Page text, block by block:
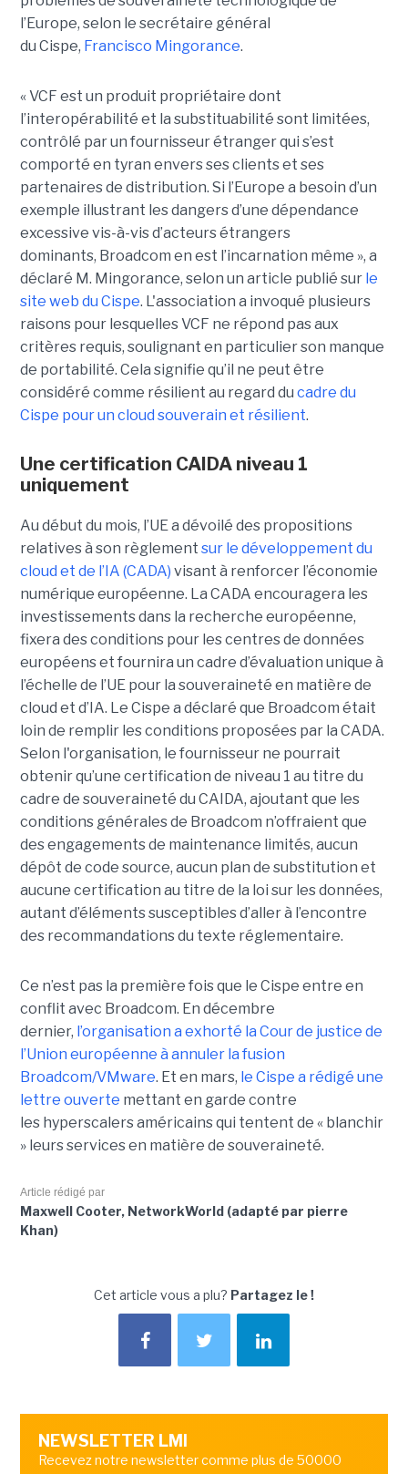
l’Europe, selon le secrétaire général
du Cispe, Francisco Mingorance.
« VCF est un produit propriétaire dont
l’interopérabilité et la substituabilité sont limitées,
contrôlé par un fournisseur étranger qui s’est
comporté en tyran envers ses clients et ses
partenaires de distribution. Si l’Europe a besoin d’un
exemple illustrant les dangers d’une dépendance
excessive vis-à-vis d’acteurs étrangers
dominants, Broadcom en est l’incarnation même », a
déclaré M. Mingorance, selon un article publié sur le
site web du Cispe. L'association a invoqué plusieurs
raisons pour lesquelles VCF ne répond pas aux
critères requis, soulignant en particulier son manque
de portabilité. Cela signifie qu’il ne peut être
considéré comme résilient au regard du cadre du
Cispe pour un cloud souverain et résilient.
Une certification CAIDA niveau 1
uniquement
Au début du mois, l’UE a dévoilé des propositions
relatives à son règlement sur le développement du
cloud et de l’IA (CADA) visant à renforcer l’économie
numérique européenne. La CADA encouragera les
investissements dans la recherche européenne,
fixera des conditions pour les centres de données
européens et fournira un cadre d’évaluation unique à
l’échelle de l’UE pour la souveraineté en matière de
cloud et d’IA. Le Cispe a déclaré que Broadcom était
loin de remplir les conditions proposées par la CADA.
Selon l'organisation, le fournisseur ne pourrait
obtenir qu’une certification de niveau 1 au titre du
cadre de souveraineté du CAIDA, ajoutant que les
conditions générales de Broadcom n’offraient que
des engagements de maintenance limités, aucun
dépôt de code source, aucun plan de substitution et
aucune certification au titre de la loi sur les données,
autant d’éléments susceptibles d’aller à l’encontre
des recommandations du texte réglementaire.
Ce n’est pas la première fois que le Cispe entre en
conflit avec Broadcom. En décembre
dernier, l’organisation a exhorté la Cour de justice de
l’Union européenne à annuler la fusion
Broadcom/VMware. Et en mars, le Cispe a rédigé une
lettre ouverte mettant en garde contre
les hyperscalers américains qui tentent de « blanchir
» leurs services en matière de souveraineté.
Article rédigé par
Maxwell Cooter, NetworkWorld (adapté par pierre
Khan)
Cet article vous a plu? Partagez le !
NEWSLETTER LMI
Recevez notre newsletter comme plus de 50000